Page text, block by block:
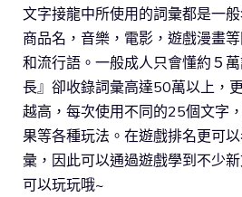
文字接龍中所使用的詞彙都是一
商品名，音樂，電影，遊戲漫畫
和流行語。一般成人只會懂約５
長』卻收錄詞彙高達50萬以上，
越高，每次使用不同的25個文字
果等各種玩法。在遊戲排名更可
彙，因此可以通過遊戲學到不少
可以玩玩哦~